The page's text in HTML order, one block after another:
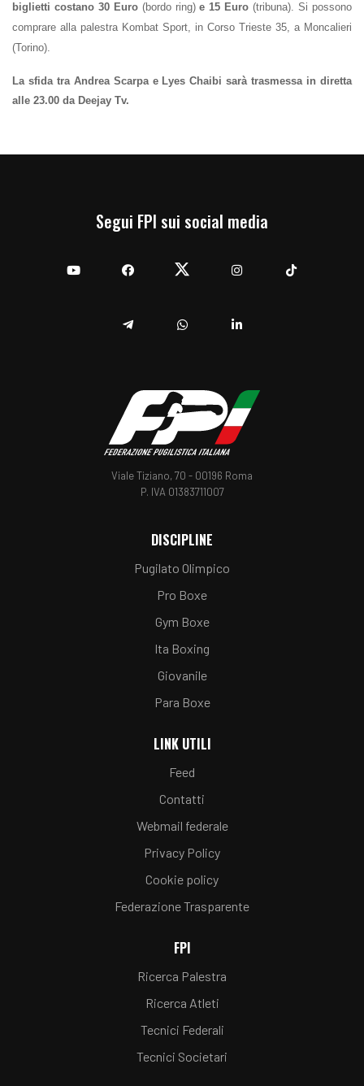
biglietti costano 30 Euro (bordo ring)e 15 Euro(tribuna). Si possono
comprare alla palestra Kombat Sport, in Corso Trieste 35, a Moncalieri
(Torino).
La sfida tra Andrea Scarpa e Lyes Chaibi sarà trasmessa in diretta
alle 23.00 da Deejay Tv.
Segui FPI sui social media
Viale Tiziano, 70 - 00196 Roma
P. IVA 01383711007
DISCIPLINE
Pugilato Olimpico
Pro Boxe
Gym Boxe
Ita Boxing
Giovanile
Para Boxe
LINK UTILI
Feed
Contatti
Webmail federale
Privacy Policy
Cookie policy
Federazione Trasparente
FPI
Ricerca Palestra
Ricerca Atleti
Tecnici Federali
Tecnici Societari